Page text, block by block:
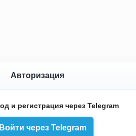
Авторизация
и регистрация через Telegram
Войти через Telegram